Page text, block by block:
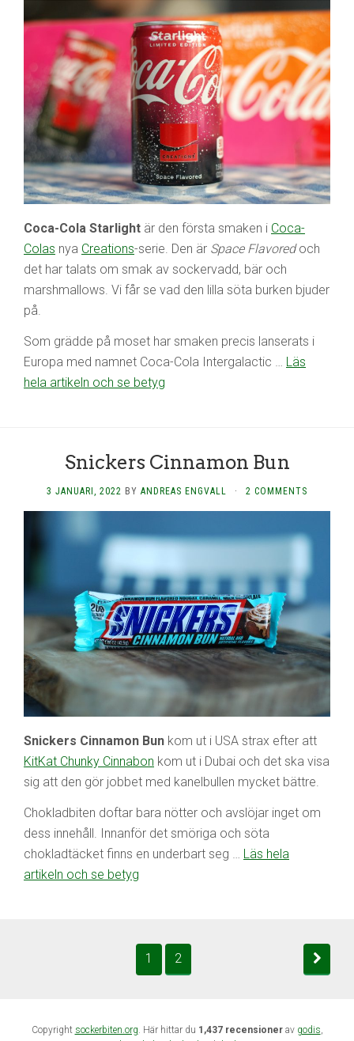
Coca-Cola Starlight är den första smaken i Coca-
Colas nya Creations-serie. Den är Space Flavoredoch
det har talats om smak av sockervadd, bär och
marshmallows. Vi får se vad den lilla söta burken bjuder
på.
Som grädde på moset har smaken precis lanserats i
Europa med namnet Coca-Cola Intergalactic … Läs
hela artikeln och se betyg
Snickers Cinnamon Bun
3 JANUARI, 2022 BY ANDREAS ENGVALL · 2 COMMENTS
Snickers Cinnamon Bun kom ut i USA strax efter att
KitKat Chunky Cinnabon kom ut i Dubai och det ska visa
sig att den gör jobbet med kanelbullen mycket bättre.
Chokladbiten doftar bara nötter och avslöjar inget om
dess innehåll. Innanför det smöriga och söta
chokladtäcket finns en underbart seg … Läs hela
artikeln och se betyg
1 2
Copyright sockerbiten.org. Här hittar du 1,437 recensionerav godis,